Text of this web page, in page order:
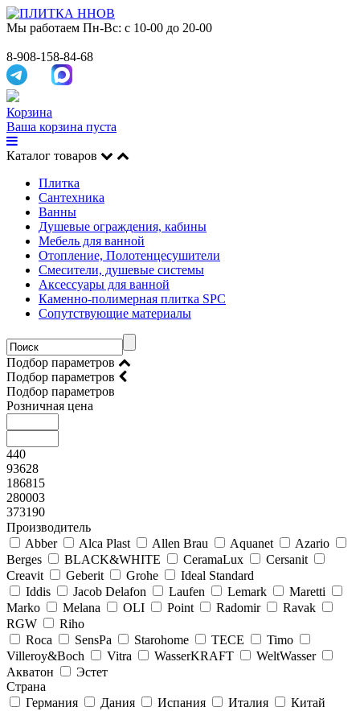
Мы работаем Пн-Вс: с 10-00 до 20-00
8-908-158-84-68
Корзина
Ваша корзина пуста
Каталог товаров
Плитка
Сантехника
Ванны
Душевые ограждения, кабины
Мебель для ванной
Отопление, Полотенцесушители
Смесители, душевые системы
Аксессуары для ванной
Каменно-полимерная плитка SPC
Сопутствующие материалы
Подбор параметров
Подбор параметров
Подбор параметров
Розничная цена
440
93628
186815
280003
373190
Производитель
Abber
Alca Plast Allen Brau Aquanet
Azario
Berges
BLACK&WHITE CeramaLux
Cersanit
Creavit
Geberit Grohe
Ideal Standard
Iddis
Jacob Delafon Laufen Lemark
Maretti
Marko
Melana OLI Point Radomir
Ravak
RGW
Riho
Roca
SensPa Starohome TECE
Timo
Villeroy&Boсh
Vitra WasserKRAFT
WeltWasser
Акватон
Эстет
Страна
Германия
Дания Испания Италия
Китай